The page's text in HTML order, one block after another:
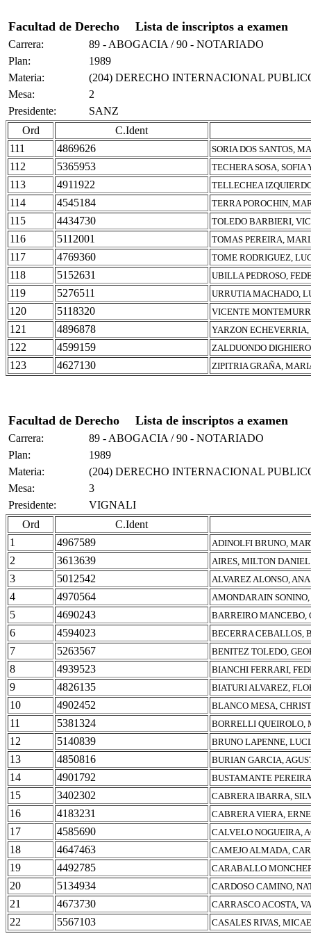
Facultad de Derecho Lista de inscriptos a examen
Carrera:
89 - ABOGACIA / 90 - NOTARIADO
Plan:
1989
Materia:
(204) DERECHO INTERNACIONAL
Mesa:
2
Presidente:
SANZ
Ord
C.Ident
111
4869626 SORIA DOS SANTOS,
112 5365953 TECHERA SOSA, SOFIA
113 4911922 TELLECHEA
114 4545184 TERRA POROCHIN,
115 4434730 TOLEDO BARBIERI,
116 5112001 TOMAS PEREIRA,
117 4769360 TOME RODRIGUEZ,
118 5152631 UBILLA PEDROSO,
119 5276511 URRUTIA MACHADO,
120 5118320 VICENTE
121 4896878 YARZON
122 4599159 ZALDUONDO
123 4627130 ZIPITRIA GRAÑA,
Facultad de Derecho Lista de inscriptos a examen
Carrera:
89 - ABOGACIA / 90 - NOTARIADO
Plan:
1989
Materia:
(204) DERECHO INTERNACIONAL
Mesa:
3
Presidente:
VIGNALI
Ord
C.Ident
1
4967589 ADINOLFI BRUNO,
2 3613639 AIRES, MILTON DANIEL
3 5012542 ALVAREZ ALONSO,
4 4970564 AMONDARAIN
5 4690243 BARREIRO MANCEBO,
6 4594023 BECERRA CEBALLOS,
7 5263567 BENITEZ TOLEDO,
8 4939523 BIANCHI FERRARI,
9 4826135 BIATURI ALVAREZ,
10 4902452 BLANCO MESA,
11 5381324 BORRELLI QUEIROLO,
12 5140839 BRUNO LAPENNE,
13 4850816 BURIAN GARCIA,
14 4901792 BUSTAMANTE
15 3402302 CABRERA IBARRA,
16 4183231 CABRERA VIERA,
17 4585690 CALVELO NOGUEIRA,
18 4647463 CAMEJO ALMADA,
19 4492785 CARABALLO
20 5134934 CARDOSO CAMINO,
21 4673730 CARRASCO ACOSTA,
22 5567103 CASALES RIVAS,